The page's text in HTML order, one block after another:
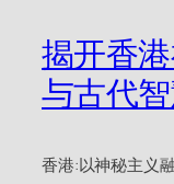
揭开香
与古代
香港:以神秘主义